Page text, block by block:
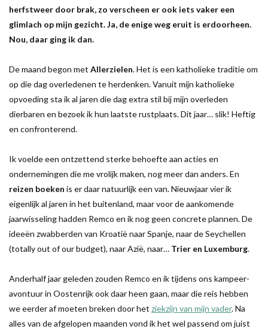
herfstweer door brak, zo verscheen er ook iets vaker een
glimlach op mijn gezicht. Ja, de enige weg eruit is erdoorheen.
Nou, daar ging ik dan.
De maand begon met Allerzielen. Het is een katholieke traditie om
op die dag overledenen te herdenken. Vanuit mijn katholieke
opvoeding sta ik al jaren die dag extra stil bij mijn overleden
dierbaren en bezoek ik hun laatste rustplaats. Dit jaar… slik! Heftig
en confronterend.
Ik voelde een ontzettend sterke behoefte aan acties en
ondernemingen die me vrolijk maken, nog meer dan anders. En
reizen boeken is er daar natuurlijk een van. Nieuwjaar vier ik
eigenlijk al jaren in het buitenland, maar voor de aankomende
jaarwisseling hadden Remco en ik nog geen concrete plannen. De
ideeën zwabberden van Kroatië naar Spanje, naar de Seychellen
(totally out of our budget), naar Azië, naar… Trier en Luxemburg.
Anderhalf jaar geleden zouden Remco en ik tijdens ons kampeer-
avontuur in Oostenrijk ook daar heen gaan, maar die reis hebben
we eerder af moeten breken door het ziekzijn van mijn vader. Na
alles van de afgelopen maanden vond ik het wel passend om juist